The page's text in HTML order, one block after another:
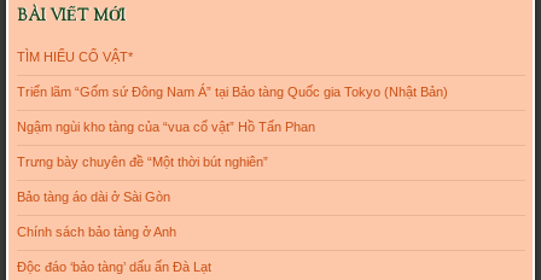
BÀI VIẾT MỚI
TÌM HIỂU CỔ VẬT*
Triển lãm “Gốm sứ Đông Nam Á” tại Bảo tàng Quốc gia Tokyo (Nhật Bản)
Ngậm ngùi kho tàng của “vua cổ vật” Hồ Tấn Phan
Trưng bày chuyên đề “Một thời bút nghiên”
Bảo tàng áo dài ở Sài Gòn
Chính sách bảo tàng ở Anh
Độc đáo ‘bảo tàng’ dấu ấn Đà Lạt